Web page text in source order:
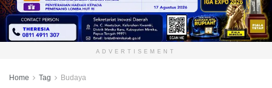
ADVERTISEMENT
Home Tag Budaya